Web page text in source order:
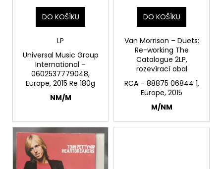
DO KOŠÍKU
LP
Universal Music Group
International –
0602537779048,
Europe, 2015 Re 180g
NM/M
DO KOŠÍKU
Van Morrison – Duets:
Re-working The
Catalogue 2LP,
rozevírací obal
RCA – 88875 06844 1,
Europe, 2015
M/NM
e
JETHRO
TULL